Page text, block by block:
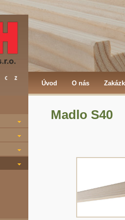
Úvod O nás
Madlo S40